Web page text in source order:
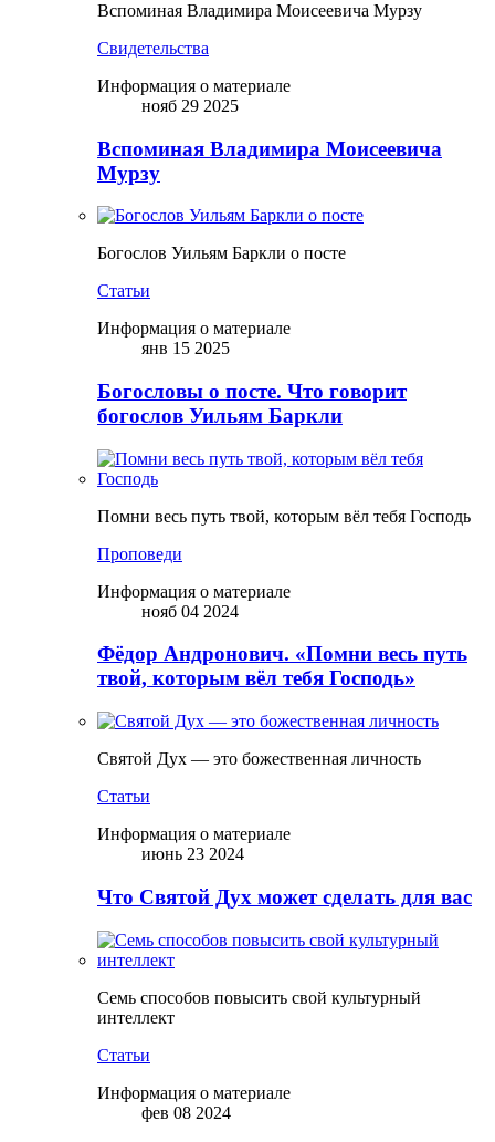
Вспоминая Владимира Моисеевича Мурзу
Свидетельства
Информация о материале
нояб 29 2025
Вспоминая Владимира Моисеевича
Мурзу
Богослов Уильям Баркли о посте
Статьи
Информация о материале
янв 15 2025
Богословы о посте. Что говорит
богослов Уильям Баркли
Помни весь путь твой, которым вёл тебя Господь
Проповеди
Информация о материале
нояб 04 2024
Фёдор Андронович. «Помни весь путь
твой, которым вёл тебя Господь»
Святой Дух — это божественная личность
Статьи
Информация о материале
июнь 23 2024
Что Святой Дух может сделать для вас
Семь способов повысить свой культурный
интеллект
Статьи
Информация о материале
фев 08 2024